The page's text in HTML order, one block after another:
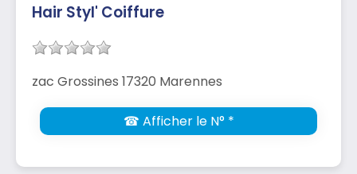
Hair Styl' Coiffure
zac Grossines 17320 Marennes
☎ Afficher le N° *